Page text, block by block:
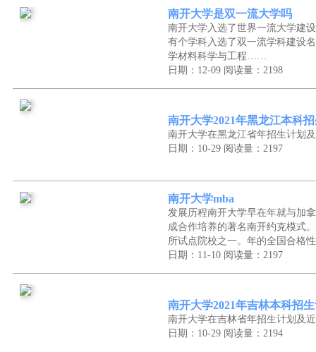
南开大学是双一流大学吗
南开大学入选了世界一流大学建
有个学科入选了双一流学科建设
学材料科学与工程……
日期：12-09 阅读量：2198
南开大学2021年黑龙江本科
南开大学在黑龙江省年招生计划
日期：10-29 阅读量：2197
南开大学mba
发展历程南开大学早在年就与加
成合作培养的著名南开约克模式
所试点院校之一。年的全国合格
日期：11-10 阅读量：2197
南开大学2021年吉林本科招
南开大学在吉林省年招生计划及
日期：10-29 阅读量：2194